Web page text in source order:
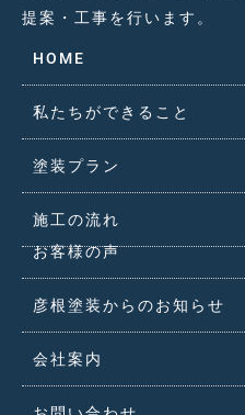
提案・工事を行います。
HOME
私たちができること
塗装プラン
施工の流れ
お客様の声
彦根塗装からのお知らせ
会社案内